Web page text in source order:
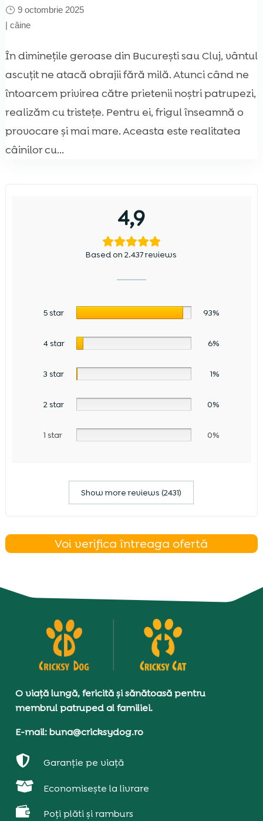
9 octombrie 2025
| câine
În diminețile geroase din București sau Cluj, vântul
ascuțit ne atacă obrajii fără milă. Atunci când ne
întoarcem privirea către prietenii noștri patrupezi,
realizăm cu tristețe. Pentru ei, frigul înseamnă o
provocare și mai mare. Aceasta este realitatea
câinilor cu...
4,9
Based on 2.437 reviews
5 star 93%
4 star 6%
3 star 1%
2 star 0%
1 star 0%
Show more reviews (2431)
Voi verifica întreaga ofertă
O viață lungă, fericită și sănătoasă pentru
membrul patruped al familiei.
E-mail: buna@cricksydog.ro
 Garanție pe viață
 Economisește la livrare
 Poți plăti și ramburs